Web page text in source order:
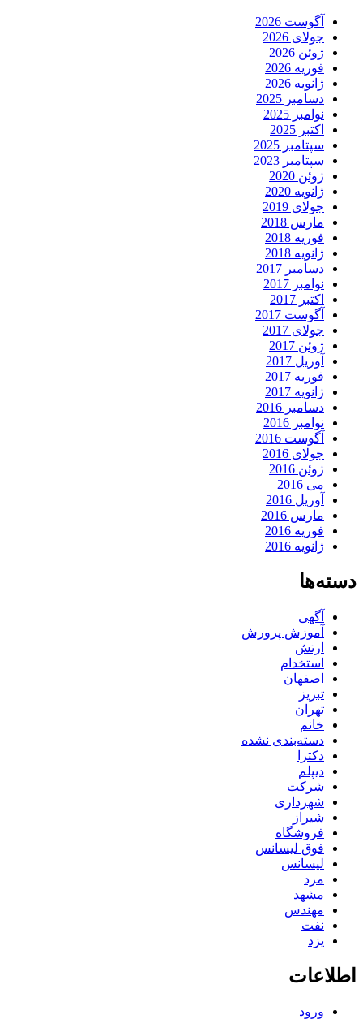
آگوست 2026
جولای 2026
ژوئن 2026
فوریه 2026
ژانویه 2026
دسامبر 2025
نوامبر 2025
اکتبر 2025
سپتامبر 2025
سپتامبر 2023
ژوئن 2020
ژانویه 2020
جولای 2019
مارس 2018
فوریه 2018
ژانویه 2018
دسامبر 2017
نوامبر 2017
اکتبر 2017
آگوست 2017
جولای 2017
ژوئن 2017
آوریل 2017
فوریه 2017
ژانویه 2017
دسامبر 2016
نوامبر 2016
آگوست 2016
جولای 2016
ژوئن 2016
می 2016
آوریل 2016
مارس 2016
فوریه 2016
ژانویه 2016
دسته‌ها
آگهی
آموزش پرورش
ارتش
استخدام
اصفهان
تبریز
تهران
خانم
دسته‌بندی نشده
دکترا
دیپلم
شرکت
شهرداری
شیراز
فروشگاه
فوق لیسانس
لیسانس
مرد
مشهد
مهندس
نفت
یزد
اطلاعات
ورود